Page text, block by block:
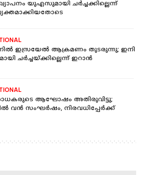
യുഎസുമായി ചർച്ചക്കില്ലെന്ന്
ഇസ്രയേൽ ആക്രമണം തുടരുന്നു; ‌ഇനി
ചർച്ചയ്ക്കില്ലെന്ന് ഇറാൻ
ആഘോഷം അതിരുവിട്ടു;
വന്‍ സംഘര്‍ഷം, നിരവധിപ്പേര്‍ക്ക്